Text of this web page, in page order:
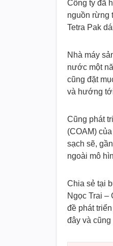
Công ty đã
nguồn rừng
Tetra Pak
Nhà máy
nước một
cũng đặt
và hướng
Cũng phát
(COAM)
sạch sẽ,
ngoài mô
Chia sẻ tại
Ngọc Trai –
đề phát
đây và